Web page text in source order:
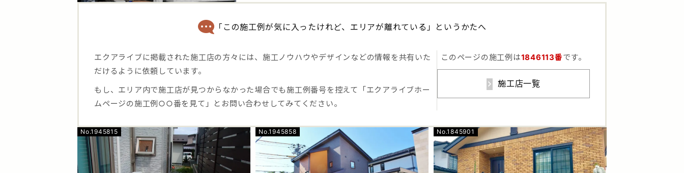
「この施工例が気に入ったけれど、エリアが離れている」というかたへ
エクアライブに掲載された施工店の方々には、施工ノウハウやデザインなどの情報を共有いた
だけるように依頼しています。
もし、エリア内で施工店が見つからなかった場合でも施工例番号を控えて「エクアライブホー
ムページの施工例○○番を見て」とお問い合わせしてみてください。
このページの施工例は1846113番です。
施工店一覧
No.1945815 No.1945858 No.1845901